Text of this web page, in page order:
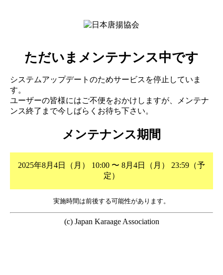
ただいまメンテナンス中です
システムアップデートのためサービスを停止していま
す。
ユーザーの皆様にはご不便をおかけしますが、メンテナ
ンス終了まで今しばらくお待ち下さい。
メンテナンス期間
2025年8月4日（月） 10:00 〜 8月4日（月） 23:59（予
定）
実施時間は前後する可能性があります。
(c) Japan Karaage Association